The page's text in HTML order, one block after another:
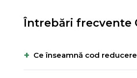
Întrebări frecvente
+ Ce înseamnă cod